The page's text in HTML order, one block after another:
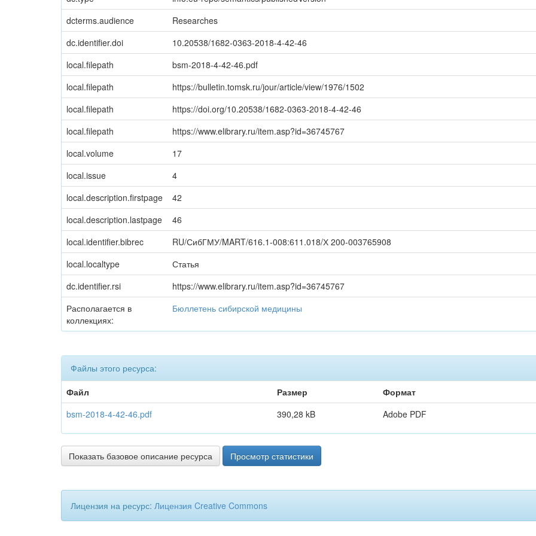
dcterms.audience
Researches
dc.identifier.doi
10.20538/1682-0363-2018-4-42-46
local.filepath
bsm-2018-4-42-46.pdf
local.filepath
https://bulletin.tomsk.ru/jour/article/view/1976/1502
local.filepath
https://doi.org/10.20538/1682-0363-2018-4-42-46
local.filepath
https://www.elibrary.ru/item.asp?id=36745767
local.volume
17
local.issue
4
local.description.firstpage
42
local.description.lastpage
46
local.identifier.bibrec
RU/СибГМУ/MART/616.1-008:611.018/Х 200-003765908
local.localtype
Статья
dc.identifier.rsi
https://www.elibrary.ru/item.asp?id=36745767
Располагается в
коллекциях:
Бюллетень сибирской медицины
Файлы этого ресурса:
Файл
Размер
Формат
bsm-2018-4-42-46.pdf
390,28 kB Adobe PDF
Показать базовое описание ресурса Просмотр статистики
Лицензия на ресурс: Лицензия Creative Commons